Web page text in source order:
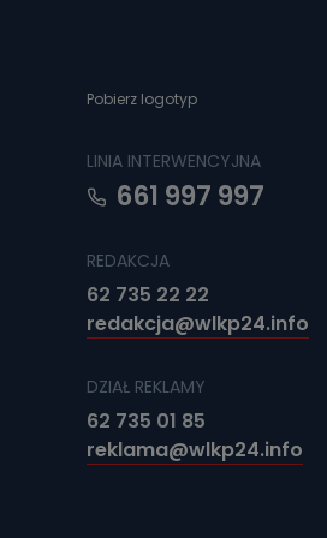
Pobierz logotyp
LINIA INTERWENCYJNA
661 997 997
REDAKCJA
62 735 22 22
redakcja@wlkp24.info
DZIAŁ REKLAMY
62 735 01 85
reklama@wlkp24.info